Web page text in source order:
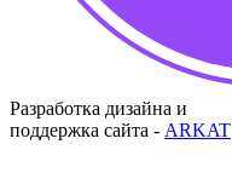
Разработка дизайна и
поддержка сайта - ARKAT